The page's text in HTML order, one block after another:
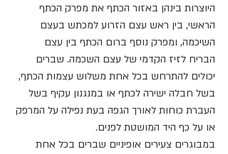
היוצרות בינהן באזור הכתף את מפרק הכתף
הראשי, בין ראש עצם הזרוע למכתש בעצם
השיכמה, ומפרק נוסף ברום הכתף בין עצם
הבריח לזיז הקדמי של עצם השכמה. שברים
יכולים להתרחש בכל אחת משלוש עצמות הכתף,
בשל חבלה ישירה לכתף או במנגנון עקיף בשל
העברת כוחות לאורך הגפה בעת נפילה על המרפק
או על כף היד המושטת לפנים.
במבוגרים צעירים אופיניים שברים בכל אחת